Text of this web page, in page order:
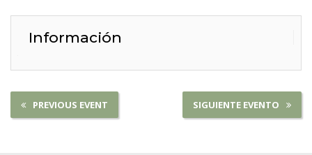
Información
PREVIOUS EVENT SIGUIENTE EVENTO